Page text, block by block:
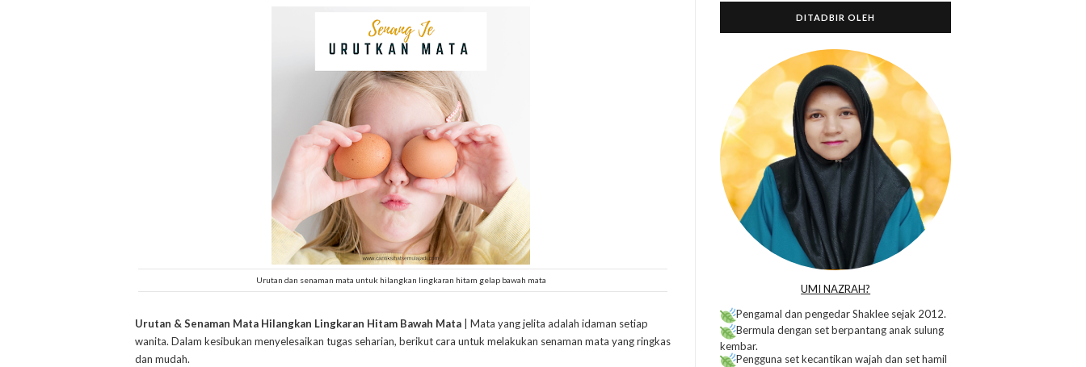
Urutan dan senaman mata untuk hilangkan lingkaran hitam gelap bawah mata
Urutan & Senaman Mata Hilangkan Lingkaran Hitam Bawah Mata | Mata yang jelita adalah idaman setiap
wanita. Dalam kesibukan menyelesaikan tugas seharian, berikut cara untuk melakukan senaman mata yang ringkas
dan mudah.
r
DITADBIR OLEH
UMI NAZRAH?
Pengamal dan pengedar Shaklee sejak 2012.
Bermula dengan set berpantang anak sulung
kembar.
Pengguna set kecantikan wajah dan set hamil